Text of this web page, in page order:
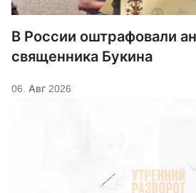
В России оштрафовали
священника Букина
06. Авг 2026